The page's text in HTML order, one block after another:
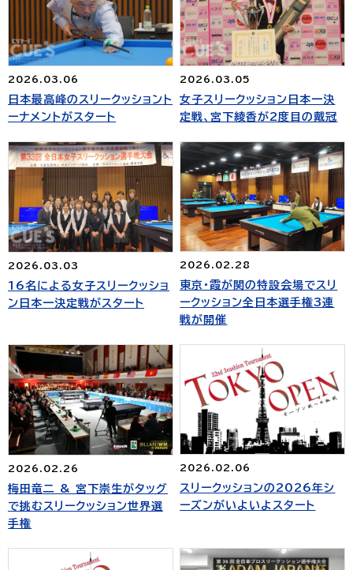
2026.03.06
日本最高峰のスリークッショント
ーナメントがスタート
2026.03.05
女子スリークッション日本一決
定戦、宮下綾香が2度目の戴冠
2026.03.03
16名による女子スリークッショ
ン日本一決定戦がスタート
2026.02.28
東京・霞が関の特設会場でスリ
ークッション全日本選手権3連
戦が開催
2026.02.26
梅田竜二 & 宮下崇生がタッグ
で挑むスリークッション世界選
手権
2026.02.06
スリークッションの2026年シ
ーズンがいよいよスタート